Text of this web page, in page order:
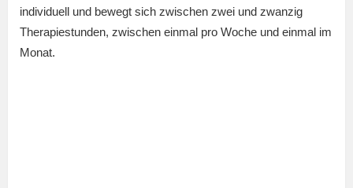
individuell und bewegt sich zwischen zwei und zwanzig
Therapiestunden, zwischen einmal pro Woche und einmal im
Monat.